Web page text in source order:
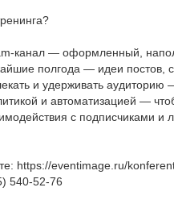
канал — оформленный,
полгода — идеи постов,
и удерживать аудиторию
и автоматизацией —
с
https://eventimage.ru/
540-52-76